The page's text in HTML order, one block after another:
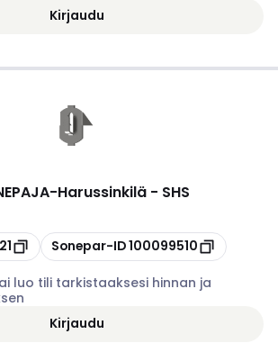
Kirjaudu
-Harussinkilä - SHS
Kopioi
Sonepar-ID100099510
luo tili tarkistaaksesi hinnan ja
Kirjaudu